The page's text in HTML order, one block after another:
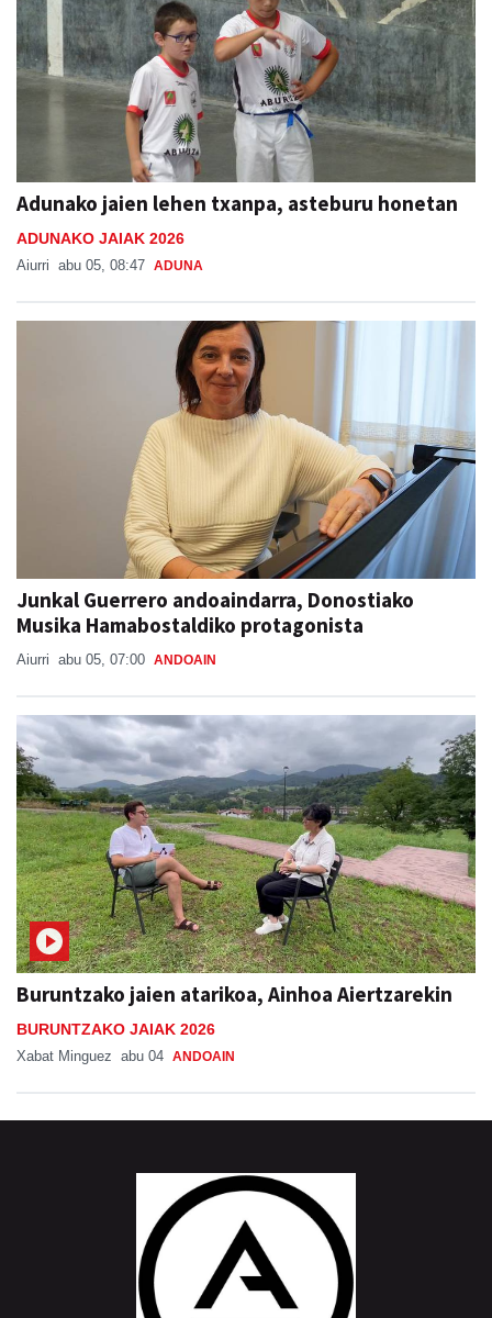
Adunako jaien lehen txanpa, asteburu honetan
ADUNAKO JAIAK 2026
Aiurri abu 05, 08:47 ADUNA
Junkal Guerrero andoaindarra, Donostiako
Musika Hamabostaldiko protagonista
Aiurri abu 05, 07:00 ANDOAIN
Buruntzako jaien atarikoa, Ainhoa Aiertzarekin
BURUNTZAKO JAIAK 2026
Xabat Minguez abu 04 ANDOAIN